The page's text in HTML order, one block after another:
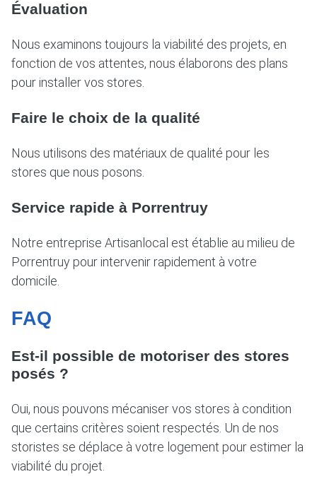
Évaluation
Nous examinons toujours la viabilité des projets, en
fonction de vos attentes, nous élaborons des plans
pour installer vos stores.
Faire le choix de la qualité
Nous utilisons des matériaux de qualité pour les
stores que nous posons.
Service rapide à Porrentruy
Notre entreprise Artisanlocal est établie au milieu de
Porrentruy pour intervenir rapidement à votre
domicile.
FAQ
Est-il possible de motoriser des stores
posés ?
Oui, nous pouvons mécaniser vos stores à condition
que certains critères soient respectés. Un de nos
storistes se déplace à votre logement pour estimer la
viabilité du projet.